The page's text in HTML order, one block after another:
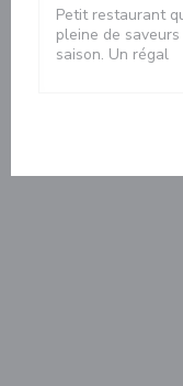
Petit restaurant
pleine de
saison. Un régal